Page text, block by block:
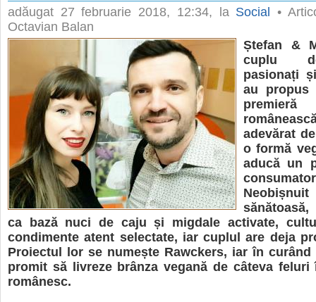
adăugat 27 februarie 2018, 12:34, la Social
•
Octavian Balan
Ștefan &
cuplu
pasionați
au propus
adevărat
o formă
aducă un
sănătoasă,
ca bază nuci de caju și migdale activate,
condimente atent selectate, iar cuplul are deja
Proiectul lor se numește Rawckers, iar în
promit să livreze brânza vegană de câteva
românesc.